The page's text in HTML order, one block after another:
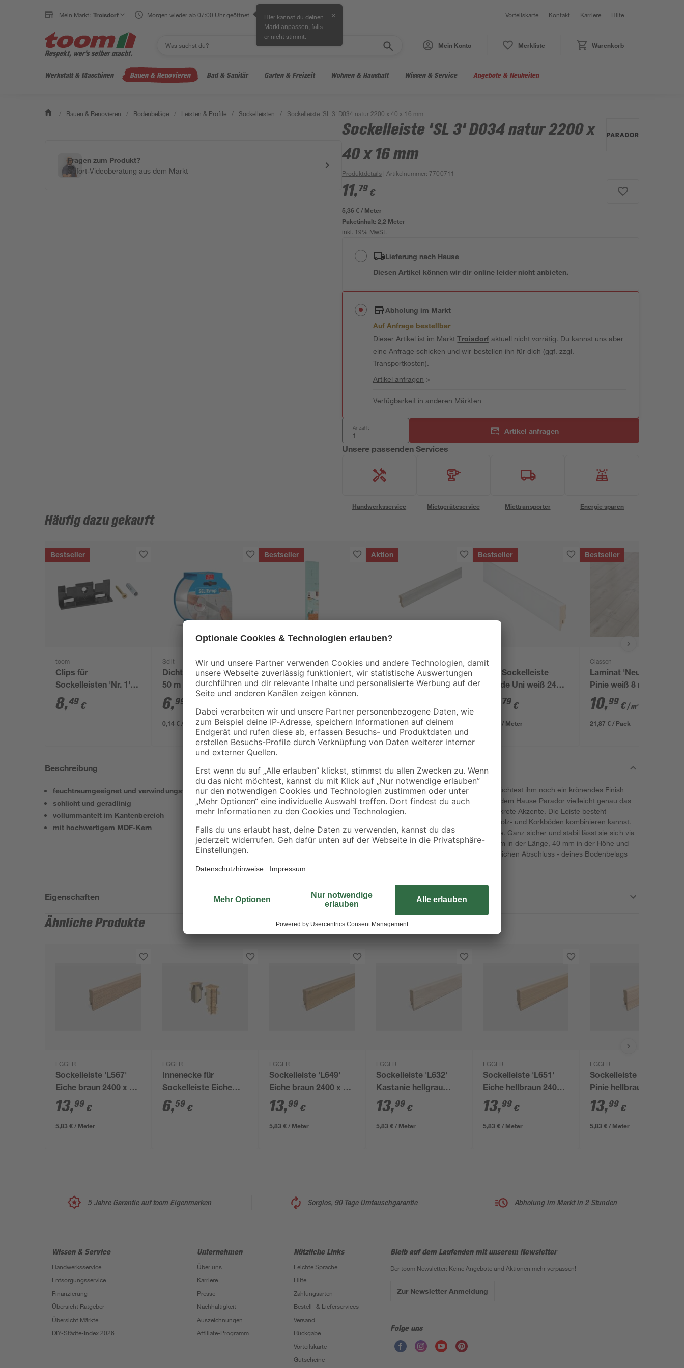
Mein Markt: Troisdorf Morgen wieder ab 07:00 Uhr geöffnet Hier kannst du deinen
Markt anpassen , falls
er nicht stimmt.
✕ Vorteilskarte Kontakt Karriere Hilfe
Mein Konto Merkliste Warenkorb
Werkstatt & Maschinen Bauen & Renovieren Bad & Sanitär Garten & Freizeit Wohnen & Haushalt Wissen & Service Angebote & Neuheiten
/ Bauen & Renovieren / Bodenbeläge / Leisten & Profile / Sockelleisten / Sockelleiste 'SL 3' D034 natur 2200 x 40 x 16 mm
Fragen zum Produkt?
Sofort-Videoberatung aus dem Markt
Sockelleiste 'SL 3' D034 natur 2200 x
40 x 16 mm
Produktdetails | Artikelnummer: 7700711
11,79 €
5,36 € / Meter
Paketinhalt:2,2 Meter
inkl. 19% MwSt.
Lieferung nach Hause
Diesen Artikel können wir dir online leider nicht anbieten.
Abholung im Markt
Auf Anfrage bestellbar
Dieser Artikel ist im MarktTroisdorfaktuell nicht vorrätig. Du kannst uns aber
eine Anfrage schicken und wir bestellen ihn für dich (ggf. zzgl.
Transportkosten).
Artikel anfragen >
Verfügbarkeit in anderen Märkten
Anzahl: Artikel anfragen
Unsere passenden Services
Handwerksservice Mietgeräteservice Miettransporter Energie sparen
Häufig dazu gekauft
Bestseller
toom
Clips für
Sockelleisten 'Nr. 1'
schwarz, 20 Stück
8,49 €
Selit
Dichtband 'Selitstop'
50 m
6,99
0,14 € / Meter
Bestseller
toom
Parkett- und
Laminatunterlage 2,2
mm x 1,25 x 12 m
1 €
24,99 € / Pack
Aktion
Kosche
Laminatsockelleiste
Kinger Silber 2400 x
3,75 € / Meter
Bestseller
toom
Clip-Sockelleiste
gerade Uni weiß 2400
x 58 x 16 mm
79 €
5,33 € / Meter
Bestseller
Classen
Laminat 'Neutral'
Pinie weiß 8 mm
10,99 €/ m²
21,87 € / Pack
Beschreibung
feuchtraumgeeignet und verwindungsfrei
schlicht und geradlinig
vollummantelt im Kantenbereich
mit hochwertigem MDF-Kern
Du hast einen neuen Bodenbelag verlegt und möchtest ihm noch ein krönendes Finish
verpassen? Dann ist die Sockelleiste 'SL 3' aus dem Hause Parador vielleicht genau das
Richtige für dich. Ihr Dekor Eiche D034 setzt diskrete Akzente. Die Leiste besteht
außerdem aus Holz, sodass du sie gut mit Echtholz- und Korkböden kombinieren kannst.
Auch in Feuchträumen leistet sie dir gute Dienste. Ganz sicher und stabil lässt sie sich via
Clipmontage anbringen. Dabei misst sie 2200 mm in der Länge, 40 mm in der Höhe und
16 mm in der Stärke. Also sorg für einen erfolgreichen Abschluss - deines Bodenbelags
Eigenschaften
Ähnliche Produkte
EGGER
Sockelleiste 'L567'
Eiche braun 2400 x 58
x 14 mm
13,99 €
5,83 € / Meter
EGGER
Innenecke für
Sockelleiste Eiche
natur 2 Stück
6,59 €
EGGER
Sockelleiste 'L649'
Eiche braun 2400 x 58
x 14 mm
13,99 €
5,83 € / Meter
EGGER
Sockelleiste 'L632'
Kastanie hellgrau
2400 x 58 x 14 mm
13,99 €
5,83 € / Meter
EGGER
Sockelleiste 'L651'
Eiche hellbraun 2400 x
58 x 14 mm
13,99 €
5,83 € / Meter
EGGER
Sockelleiste 'L679'
Pinie hellbraun 2400 x
58 x 14 mm
13,99 €
5,83 € / Meter
5 Jahre Garantie auf toom Eigenmarken Sorglos, 90 Tage Umtauschgarantie Abholung im Markt in 2 Stunden
Wissen & Service
Handwerksservice
Entsorgungsservice
Finanzierung
Übersicht Ratgeber
Übersicht Märkte
DIY-Städte-Index 2026
Unternehmen
Über uns
Karriere
Presse
Nachhaltigkeit
Auszeichnungen
Affiliate-Programm
Nützliche Links
Leichte Sprache
Hilfe
Zahlungsarten
Bestell- & Lieferservices
Versand
Rückgabe
Vorteilskarte
Gutscheine
Bleib auf dem Laufenden mit unserem Newsletter
Der toom Newsletter: Keine Angebote und Aktionen mehr verpassen!
Zur Newsletter Anmeldung
Folge uns